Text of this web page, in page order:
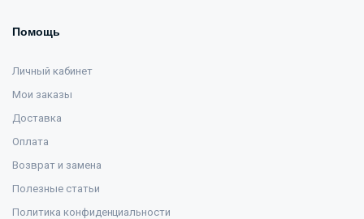
Помощь
Личный кабинет
Мои заказы
Доставка
Оплата
Возврат и замена
Полезные статьи
Политика конфиденциальности